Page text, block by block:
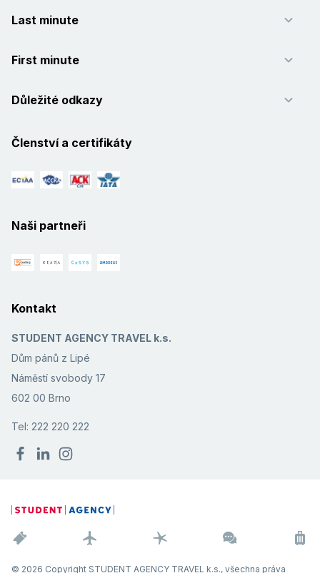
Last minute
First minute
Důležité odkazy
Členství a certifikáty
Naši partneři
Kontakt
STUDENT AGENCY TRAVEL k.s.
Dům pánů z Lipé
Náměstí svobody 17
602 00 Brno
Tel: 222 220 222
© 2026 Copyright STUDENT AGENCY TRAVEL k.s., všechna práva